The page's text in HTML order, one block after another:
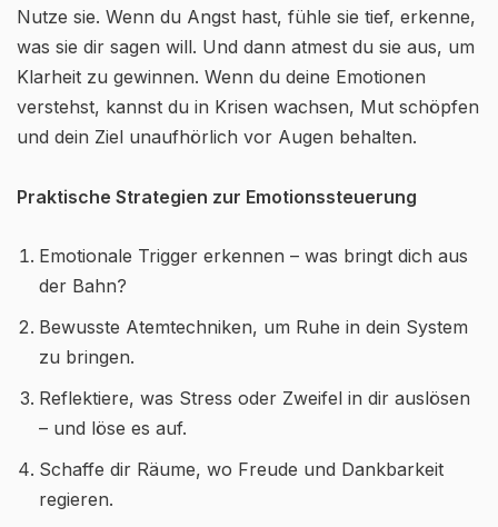
Nutze sie. Wenn du Angst hast, fühle sie tief, erkenne,
was sie dir sagen will. Und dann atmest du sie aus, um
Klarheit zu gewinnen. Wenn du deine Emotionen
verstehst, kannst du in Krisen wachsen, Mut schöpfen
und dein Ziel unaufhörlich vor Augen behalten.
Praktische Strategien zur Emotionssteuerung
Emotionale Trigger erkennen – was bringt dich aus
der Bahn?
Bewusste Atemtechniken, um Ruhe in dein System
zu bringen.
Reflektiere, was Stress oder Zweifel in dir auslösen
– und löse es auf.
Schaffe dir Räume, wo Freude und Dankbarkeit
regieren.